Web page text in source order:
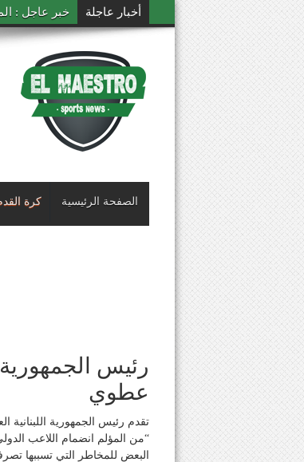
أخبار عاجلة خبر عاجل :
الصفحة الرئيسية كرة
رئيس
عطوي
تقدم رئيس الجمهورية
“من المؤلم انضمام اللاعب
البعض للمخاطر التي تسببها